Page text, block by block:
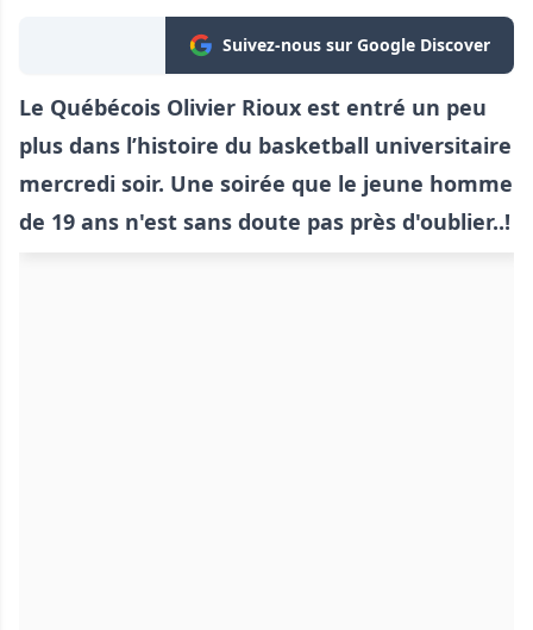
Suivez-nous sur Google Discover
Le Québécois Olivier Rioux est entré un peu
plus dans l’histoire du basketball universitaire
mercredi soir. Une soirée que le jeune homme
de 19 ans n'est sans doute pas près d'oublier..!